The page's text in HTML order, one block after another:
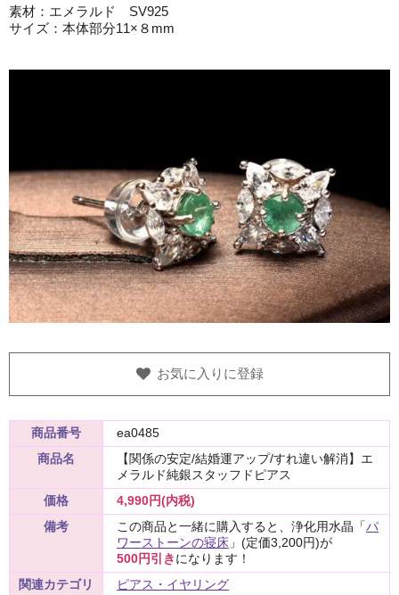
素材：エメラルド SV925
サイズ：本体部分11×８mm
お気に入りに登録
商品番号
ea0485
商品名
【関係の安定/結婚運アップ/すれ違い解消】エ
メラルド純銀スタッフドピアス
価格
4,990円(内税)
備考
この商品と一緒に購入すると、浄化用水晶「 パ
ワーストーンの寝床 」(定価3,200円)が
500円引き になります！
関連カテゴリ
ピアス・イヤリング